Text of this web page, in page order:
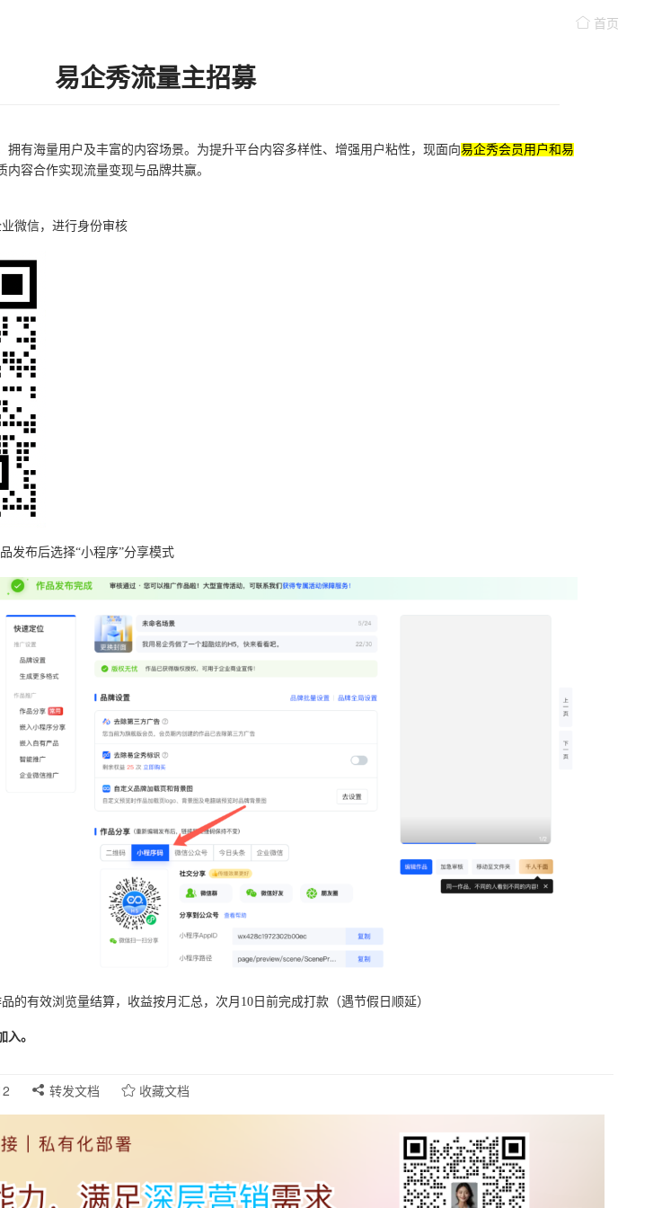
首页
易企秀流量主招募
拥有海量用户及丰富的内容场景。为提升平台内容多样性、增强用户粘性，现面向易企秀会员用户和易
容合作实现流量变现与品牌共赢。
微信，进行身份审核
发布后选择“小程序”分享模式
的有效浏览量结算，收益按月汇总，次月10日前完成打款（遇节假日顺延）
。
转发文档 收藏文档